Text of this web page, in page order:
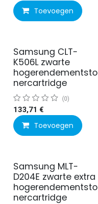
Toevoegen
Samsung CLT-
K506L zwarte
hogerendementsto
nercartridge
(0)
133,71 €
Toevoegen
Samsung MLT-
D204E zwarte extra
hogerendementsto
nercartridge